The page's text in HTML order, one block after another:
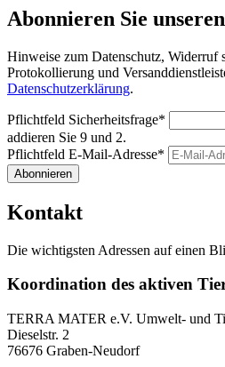
Abonnieren Sie
Hinweise zum Datenschutz, Widerruf
Protokollierung und
Datenschutzerklärung.
Pflichtfeld Sicherheitsfrage*
addieren Sie 9 und 2.
Pflichtfeld E-Mail-Adresse*
Abonnieren
Kontakt
Die wichtigsten Adressen auf einen
Koordination des aktiven
TERRA MATER e.V. Umwelt- und
Dieselstr. 2
76676 Graben-Neudorf